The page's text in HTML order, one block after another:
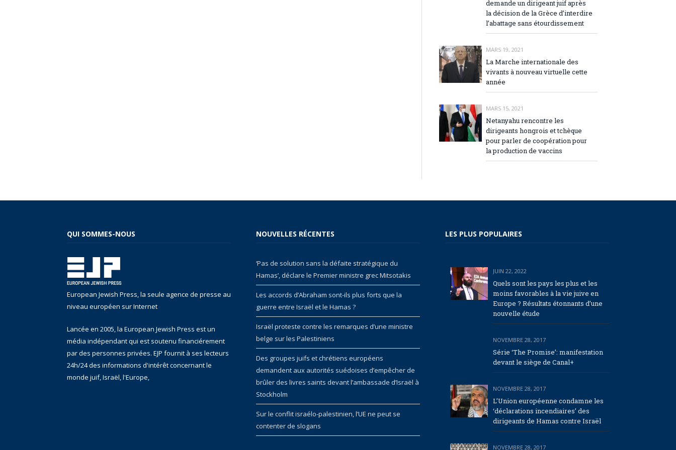
demande un dirigeant juif après
la décision de la Grèce d’interdire
l’abattage sans étourdissement
MARS 19, 2021
La Marche internationale des
vivants à nouveau virtuelle cette
année
MARS 15, 2021
Netanyahu rencontre les
dirigeants hongrois et tchèque
pour parler de coopération pour
la production de vaccins
QUI SOMMES-NOUS
European Jewish Press, la seule agence de presse au
niveau européen sur Internet
Lancée en 2005, la European Jewish Press est un
média indépendant qui est soutenu financiérement
par des personnes privées. EJP fournit à ses lecteurs
24h/24 des informations d'intérêt concernant le
monde juif, Israël, l'Europe,
NOUVELLES RÉCENTES
‘Pas de solution sans la défaite stratégique du
Hamas’, déclare le Premier ministre grec Mitsotakis
Les accords d’Abraham sont-ils plus forts que la
guerre entre Israël et le Hamas ?
Israël proteste contre les remarques d’une ministre
belge sur les Palestiniens
Des groupes juifs et chrétiens européens
demandent aux autorités suédoises d’empêcher de
brûler des livres saints devant l’ambassade d’Israël à
Stockholm
Sur le conflit israélo-palestinien, l’UE ne peut se
contenter de slogans
LES PLUS POPULAIRES
JUIN 22, 2022
Quels sont les pays les plus et les
moins favorables à la vie juive en
Europe ? Résultats étonnants d’une
nouvelle étude
NOVEMBRE 28, 2017
Série ‘The Promise’: manifestation
devant le siège de Canal+
NOVEMBRE 28, 2017
L’Union européenne condamne les
‘déclarations incendiaires’ des
dirigeants de Hamas contre Israël
NOVEMBRE 28, 2017